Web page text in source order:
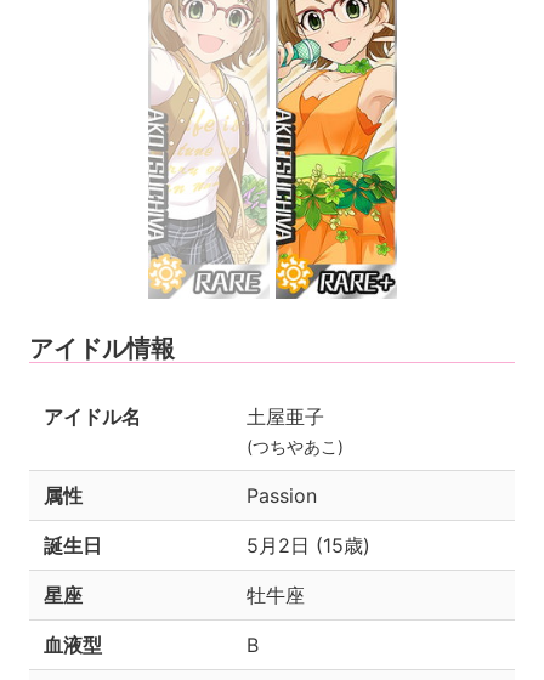
アイドル情報
アイドル名 土屋亜子
(つちやあこ)
属性 Passion
誕生日 5月2日 (15歳)
星座 牡牛座
血液型 B